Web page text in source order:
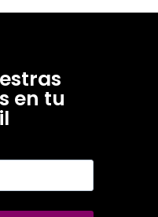
en tu